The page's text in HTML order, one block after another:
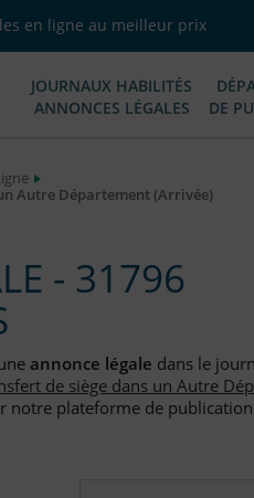
en ligne au meilleur prix
JOURNAUX HABILITÉS
ANNONCES LÉGALES
DE
un Autre Département (Arrivée)
- 31796
annonce légale dans le
de siège dans un Autre
notre plateforme de